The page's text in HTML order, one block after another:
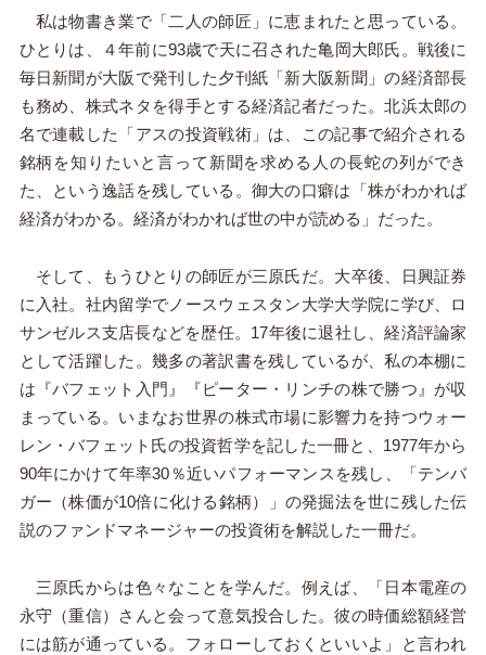
私は物書き業で「二人の師匠」に恵まれたと思っている。
ひとりは、４年前に93歳で天に召された亀岡大郎氏。戦後に
毎日新聞が大阪で発刊した夕刊紙「新大阪新聞」の経済部長
も務め、株式ネタを得手とする経済記者だった。北浜太郎の
名で連載した「アスの投資戦術」は、この記事で紹介される
銘柄を知りたいと言って新聞を求める人の長蛇の列ができ
た、という逸話を残している。御大の口癖は「株がわかれば
経済がわかる。経済がわかれば世の中が読める」だった。
そして、もうひとりの師匠が三原氏だ。大卒後、日興証券
に入社。社内留学でノースウェスタン大学大学院に学び、ロ
サンゼルス支店長などを歴任。17年後に退社し、経済評論家
として活躍した。幾多の著訳書を残しているが、私の本棚に
は『バフェット入門』『ピーター・リンチの株で勝つ』が収
まっている。いまなお世界の株式市場に影響力を持つウォー
レン・バフェット氏の投資哲学を記した一冊と、1977年から
90年にかけて年率30％近いパフォーマンスを残し、「テンバ
ガー（株価が10倍に化ける銘柄）」の発掘法を世に残した伝
説のファンドマネージャーの投資術を解説した一冊だ。
三原氏からは色々なことを学んだ。例えば、「日本電産の
永守（重信）さんと会って意気投合した。彼の時価総額経営
には筋が通っている。フォローしておくといいよ」と言われ